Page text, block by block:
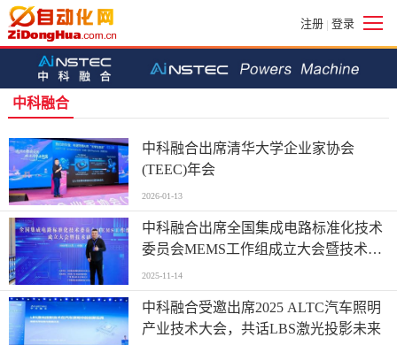
注册 | 登录
中科融合
中科融合出席清华大学企业家协会
(TEEC)年会
2026-01-13
中科融合出席全国集成电路标准化技术
委员会MEMS工作组成立大会暨技术研
讨会
2025-11-14
中科融合受邀出席2025 ALTC汽车照明
产业技术大会，共话LBS激光投影未来